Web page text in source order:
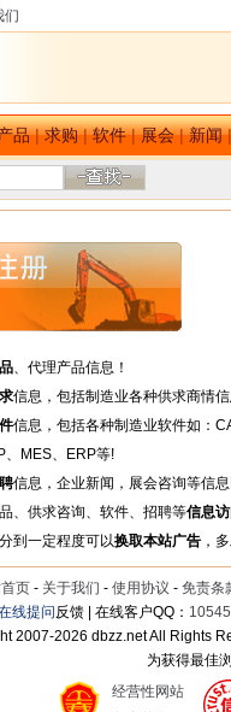
们
品|求购|软件|展会|新闻
、代理产品信息！
信息，包括制造业各种供求商情
信息，包括各种制造业软件如：
、MES、ERP等!
信息，企业新闻，展会咨询等信
、供求咨询、软件、招聘等信息
到一定程度可以换取本站广告，多
页 - 关于我们 - 使用协议 - 免责条
线提问反馈 | 在线客户QQ：
2007-2026 dbzz.net All Rights
为获得最佳
经营性网站